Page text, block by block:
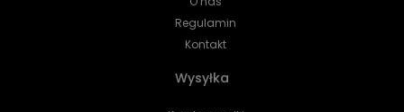
Regulamin
Kontakt
Wysyłka